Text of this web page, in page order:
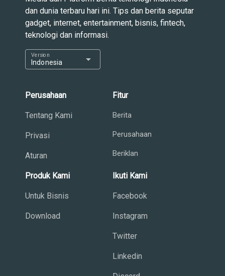
dan dunia terbaru hari ini. Tips dan berita seputar
gadget, internet, entertainment, bisnis, fintech,
teknologi dan informasi.
Indonesia
Version arrow_drop_down
Perusahaan
Tentang Kami
Privasi
Aturan
Fitur
Berita
Perusahaan
Beriklan
Produk Kami
Untuk Bisnis
Download
Ikuti Kami
Facebook
Instagram
Twitter
Linkedin